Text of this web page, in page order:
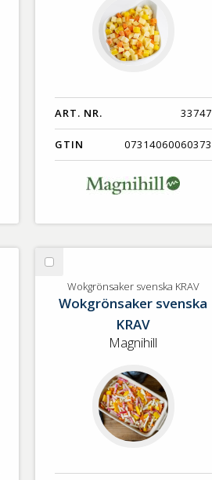
ART. NR. 33747
GTIN 07314060060373
Välj
Wokgrönsaker
svenska
Wokgrönsaker svenska KRAV
Wokgrönsaker svenska
KRAV
Magnihill